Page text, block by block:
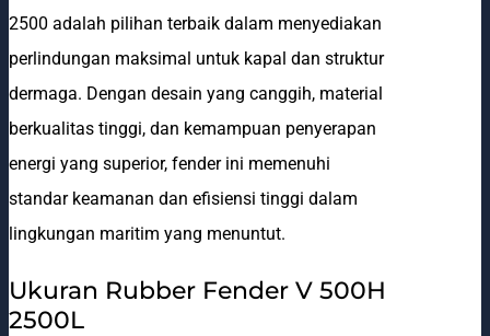
2500 adalah pilihan terbaik dalam menyediakan
perlindungan maksimal untuk kapal dan struktur
dermaga. Dengan desain yang canggih, material
berkualitas tinggi, dan kemampuan penyerapan
energi yang superior, fender ini memenuhi
standar keamanan dan efisiensi tinggi dalam
lingkungan maritim yang menuntut.
Ukuran Rubber Fender V 500H
2500L